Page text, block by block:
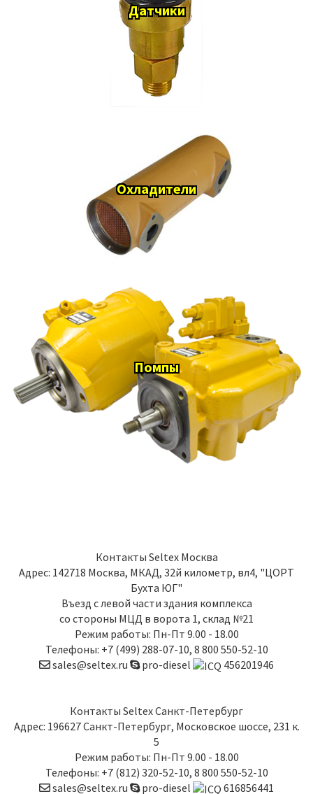
Датчики
Охладители
Помпы
Контакты Seltex Москва
Адрес: 142718 Москва, МКАД, 32й километр, вл4, "ЦОРТ
Бухта ЮГ"
Въезд с левой части здания комплекса
со стороны МЦД в ворота 1, склад №21
Режим работы: Пн-Пт 9.00 - 18.00
Телефоны: +7 (499) 288-07-10, 8 800 550-52-10
sales@seltex.ru
pro-diesel 456201946
Контакты Seltex Санкт-Петербург
Адрес: 196627Санкт-Петербург, Московское шоссе, 231 к.
5
Режим работы: Пн-Пт 9.00 - 18.00
Телефоны: +7 (812) 320-52-10, 8 800 550-52-10
sales@seltex.ru
pro-diesel 616856441